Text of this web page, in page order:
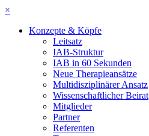
×
Konzepte & Köpfe
Leitsatz
IAB-Struktur
IAB in 60 Sekunden
Neue Therapieansätze
Multidisziplinärer Ansatz
Wissenschaftlicher Beirat
Mitglieder
Partner
Referenten